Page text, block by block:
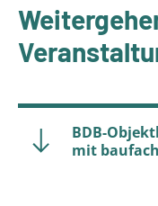
BDB-
mit